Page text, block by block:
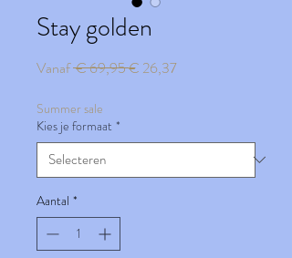
Stay golden
Vanaf € 69,95 Normale
€ 26,37Verkoopprijs
Summer sale
Kies je formaat *
Aantal *